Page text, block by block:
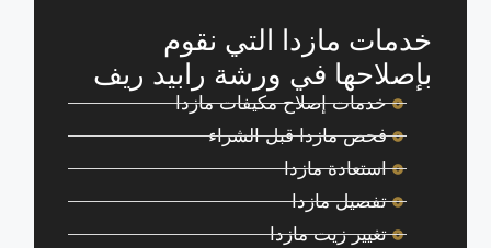
خدمات مازدا التي نقوم
بإصلاحها في ورشة رابيد ريف
خدمات إصلاح مكيفات مازدا
فحص مازدا قبل الشراء
استعادة مازدا
تفصيل مازدا
تغيير زيت مازدا